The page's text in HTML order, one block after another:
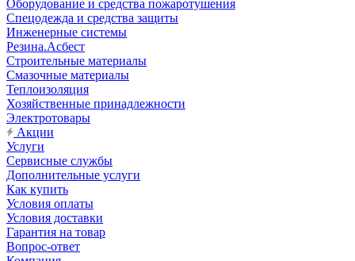
Оборудование и средства пожаротушения
Спецодежда и средства защиты
Инженерные системы
Резина.Асбест
Строительные материалы
Смазочные материалы
Теплоизоляция
Хозяйственные принадлежности
Электротовары
Акции
Услуги
Сервисные службы
Дополнительные услуги
Как купить
Условия оплаты
Условия доставки
Гарантия на товар
Вопрос-ответ